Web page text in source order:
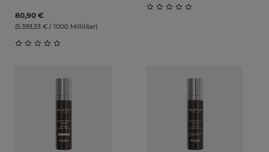
80,90 €
(5.393,33 € / 1000 Milliliter)